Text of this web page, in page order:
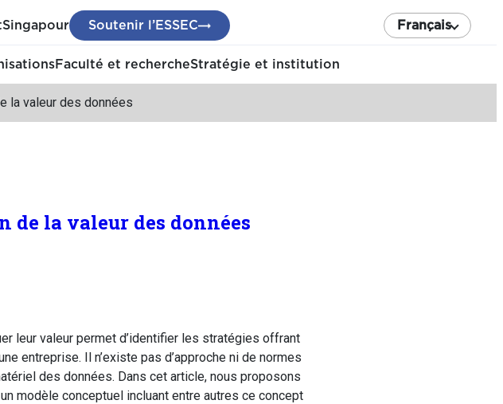
Singapour Soutenir l’ESSEC Français
Faculté et rechercheStratégie et institution
la valeur des données
de la valeur des données
leur valeur permet d’identifier les stratégies offrant
entreprise. Il n’existe pas d’approche ni de normes
des données. Dans cet article, nous proposons
modèle conceptuel incluant entre autres ce concept